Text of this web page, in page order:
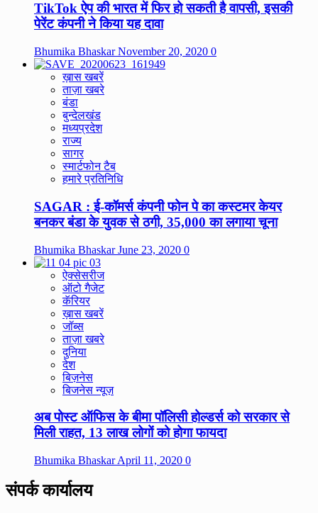
TikTok ऐप की भारत में फिर हो सकती है वापसी, इसकी
पेरेंट कंपनी ने किया यह दावा
Bhumika BhaskarNovember 20, 2020 0
ख़ास खबरें
ताज़ा खबरे
बंडा
बुन्देलखंड
मध्यप्रदेश
राज्य
सागर
स्मार्टफोन टैब
हमारे प्रतिनिधि
SAGAR : ई-कॉमर्स कंपनी फोन पे का कस्टमर केयर
बनकर बंडा के युवक से ठगी, 35,000 का लगाया चूना
Bhumika BhaskarJune 23, 2020 0
ऐक्सेसरीज
ऑटो गैजेट
कॅरियर
ख़ास खबरें
जॉब्स
ताज़ा खबरे
दुनिया
देश
बिज़नेस
बिजनेस न्यूज़
अब पोस्ट ऑफिस के बीमा पॉलिसी होल्डर्स को सरकार से
मिली राहत, 13 लाख लोगों को होगा फायदा
Bhumika BhaskarApril 11, 2020 0
संपर्क कार्यालय